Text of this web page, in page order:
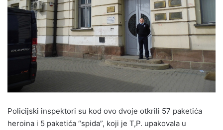
Policijski inspektori su kod ovo dvoje otkrili 57 paketića
heroina i 5 paketića “spida”, koji je T,P. upakovala u